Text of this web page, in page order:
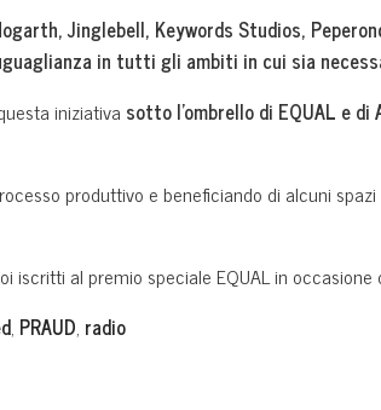
Jinglebell, Keywords Studios,
in tutti gli ambiti in cui sia
iniziativa sotto l’ombrello di EQUAL e di
produttivo e beneficiando di alcuni
iscritti al premio speciale EQUAL in
, PRAUD, radio